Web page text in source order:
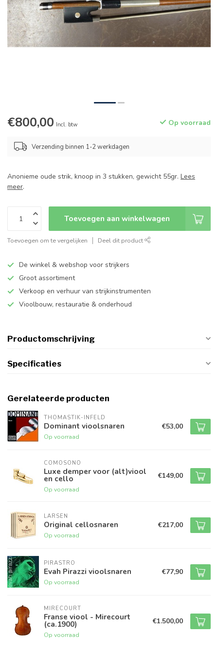
€800,00 Incl. btw Op voorraad
Verzending binnen 1-2 werkdagen
Anonieme oude strik, knoop in 3 stukken, gewicht 55gr. Lees
meer.
Toevoegen aan winkelwagen
Toevoegen om te vergelijken Deel dit product
De winkel & webshop voor strijkers
Groot assortiment
Verkoop en verhuur van strijkinstrumenten
Vioolbouw, restauratie & onderhoud
Productomschrijving
Specificaties
Gerelateerde producten
THOMASTIK-INFELD
Dominant vioolsnaren
Op voorraad
€53,00
COMOSONO
Luxe demper voor (alt)viool
en cello
Op voorraad
€149,00
LARSEN
Original cellosnaren
Op voorraad
€217,00
PIRASTRO
Evah Pirazzi vioolsnaren
Op voorraad
€77,90
MIRECOURT
Franse viool - Mirecourt
(ca.1900)
Op voorraad
€1.500,00